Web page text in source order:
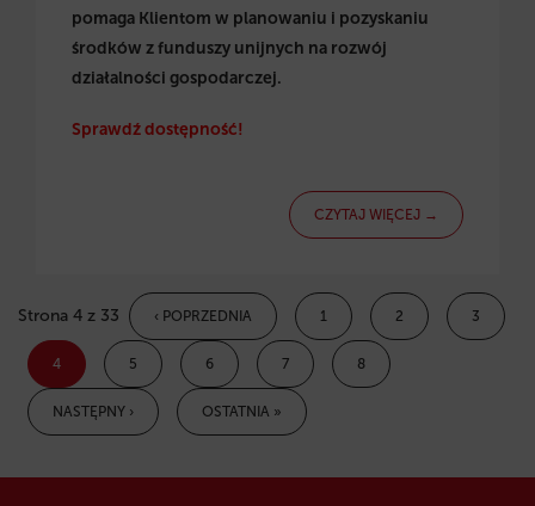
pomaga Klientom w planowaniu i pozyskaniu
środków z funduszy unijnych na rozwój
działalności gospodarczej.
Sprawdź dostępność!
CZYTAJ WIĘCEJ →
Strona 4 z 33 ‹ POPRZEDNIA 1 2 3
4 5 6 7 8
NASTĘPNY › OSTATNIA »